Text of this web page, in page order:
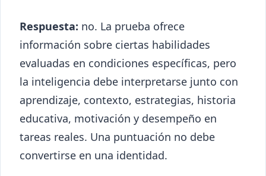
Respuesta: no. La prueba ofrece
información sobre ciertas habilidades
evaluadas en condiciones específicas, pero
la inteligencia debe interpretarse junto con
aprendizaje, contexto, estrategias, historia
educativa, motivación y desempeño en
tareas reales. Una puntuación no debe
convertirse en una identidad.